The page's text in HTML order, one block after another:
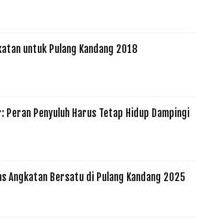
untuk Pulang Kandang 2018
Peran Penyuluh Harus Tetap Hidup Dampingi
Angkatan Bersatu di Pulang Kandang 2025